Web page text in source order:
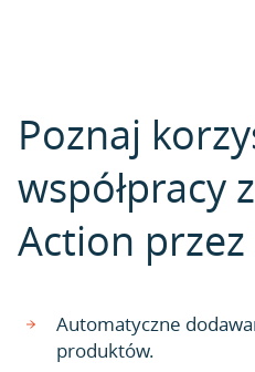
Poznaj
współpracy
Action przez
Automatyczne
produktów.